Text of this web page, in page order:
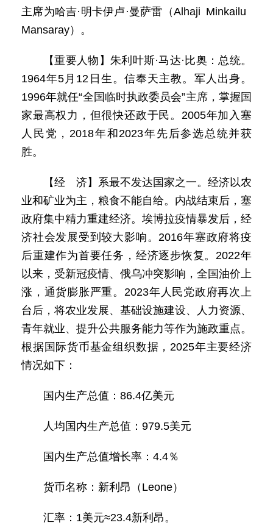
主席为哈吉·明卡伊卢·曼萨雷（Alhaji Minkailu
Mansaray）。
【重要人物】朱利叶斯·马达·比奥：总统。
1964年5月12日生。信奉天主教。军人出身。
1996年就任“全国临时执政委员会”主席，掌握国
家最高权力，但很快还政于民。2005年加入塞
人民党，2018年和2023年先后参选总统并获
胜。
【经 济】系最不发达国家之一。经济以农
业和矿业为主，粮食不能自给。内战结束后，塞
政府集中精力重建经济。埃博拉疫情暴发后，经
济社会发展受到较大影响。2016年塞政府将疫
后重建作为首要任务，经济逐步恢复。2022年
以来，受新冠疫情、俄乌冲突影响，全国油价上
涨，通货膨胀严重。2023年人民党政府再次上
台后，将农业发展、基础设施建设、人力资源、
青年就业、提升公共服务能力等作为施政重点。
根据国际货币基金组织数据，2025年主要经济
情况如下：
国内生产总值：86.4亿美元
人均国内生产总值：979.5美元
国内生产总值增长率：4.4％
货币名称：新利昂（Leone）
汇率：1美元≈23.4新利昂。